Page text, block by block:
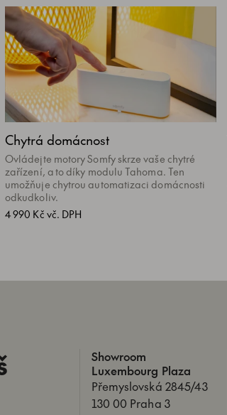
Chytrá domácnost
Ovládejte motory Somfy skrze vaše chytré
zařízení, a to díky modulu Tahoma. Ten
umožňuje chytrou automatizaci domácnosti
odkudkoliv.
4 990 Kč vč. DPH
Showroom
Luxembourg Plaza
Přemyslovská 2845/43
130 00 Praha 3